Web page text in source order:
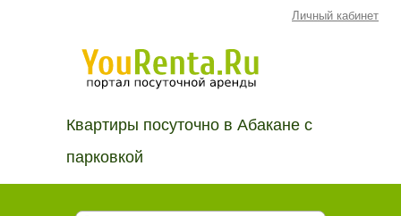
Личный кабинет
Квартиры посуточно в Абакане с
парковкой